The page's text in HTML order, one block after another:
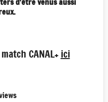
CANAL+ ici